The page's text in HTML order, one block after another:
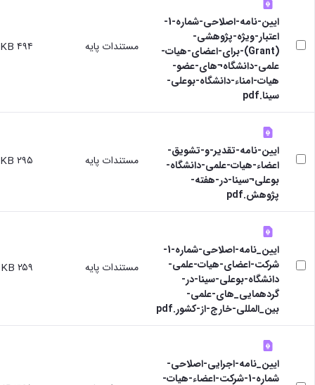
ایین-نامه-اصلاحی-شماره-1-
اعتبار-ویژه-پژوهشی-
(Grant)-برای-اعضای-هیات-
علمی-دانشگاه¬های-عضو-
هیات-امناء-دانشگاه-بوعلی-
سینا.pdf
مستندات پایه ۴۹۴ KB
ایین-نامه-تقدیر-و-تشویق-
اعضاء-هیات-علمی-دانشگاه-
بوعلی¬سینا-در-هفته-
پژوهش.pdf
مستندات پایه ۲۹۵ KB
ایین_نامه-اصلاحی-شماره-1-
شرکت-اعضای-هیات-علمی-
دانشگاه-بوعلی-سینا-در-
گردهمایی_های-علمی-
بین_المللی-خارج-از-کشور.pdf
مستندات پایه ۲۵۹ KB
ایین_نامه-اجرایی-اصلاحی-
شماره-1-شرکت-اعضاء-هیات-